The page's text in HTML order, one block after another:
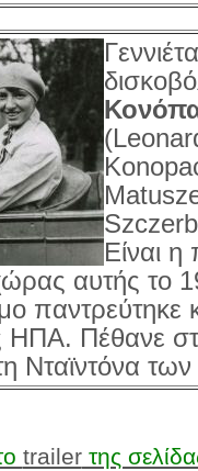
Είναι
αυτής το
παντρεύτηκε
ΗΠΑ. Πέθανε
Νταϊντόνα
trailerτης